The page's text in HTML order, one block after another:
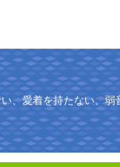
、愛着を持たない、弱